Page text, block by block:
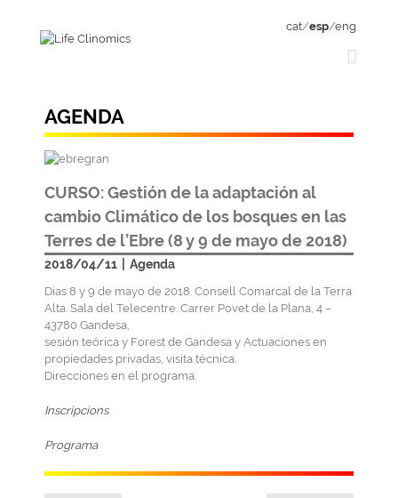
cat/esp/eng
AGENDA
CURSO: Gestión de la adaptación al
cambio Climático de los bosques en las
Terres de l’Ebre (8 y 9 de mayo de 2018)
2018/04/11 Agenda
Dias 8 y 9 de mayo de 2018. Consell Comarcal de la Terra
Alta. Sala del Telecentre. Carrer Povet de la Plana, 4 –
43780 Gandesa,
sesión teórica y Forest de Gandesa y Actuaciones en
propiedades privadas, visita técnica.
Direcciones en el programa.
Inscripcions
Programa